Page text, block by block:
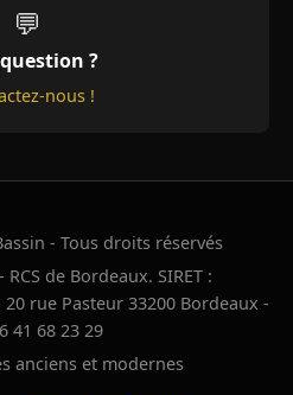
💬
?
nous !
- Tous droits réservés
de Bordeaux. SIRET :
20 rue Pasteur 33200 Bordeaux -
41 68 23 29
anciens et modernes